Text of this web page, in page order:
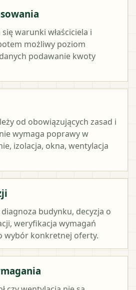
warunki właściciela i
możliwy poziom
podawanie kwoty
od obowiązujących zasad i
wymaga poprawy w
izolacja, okna, wentylacja
budynku, decyzja o
weryfikacja wymagań
wybór konkretnej oferty.